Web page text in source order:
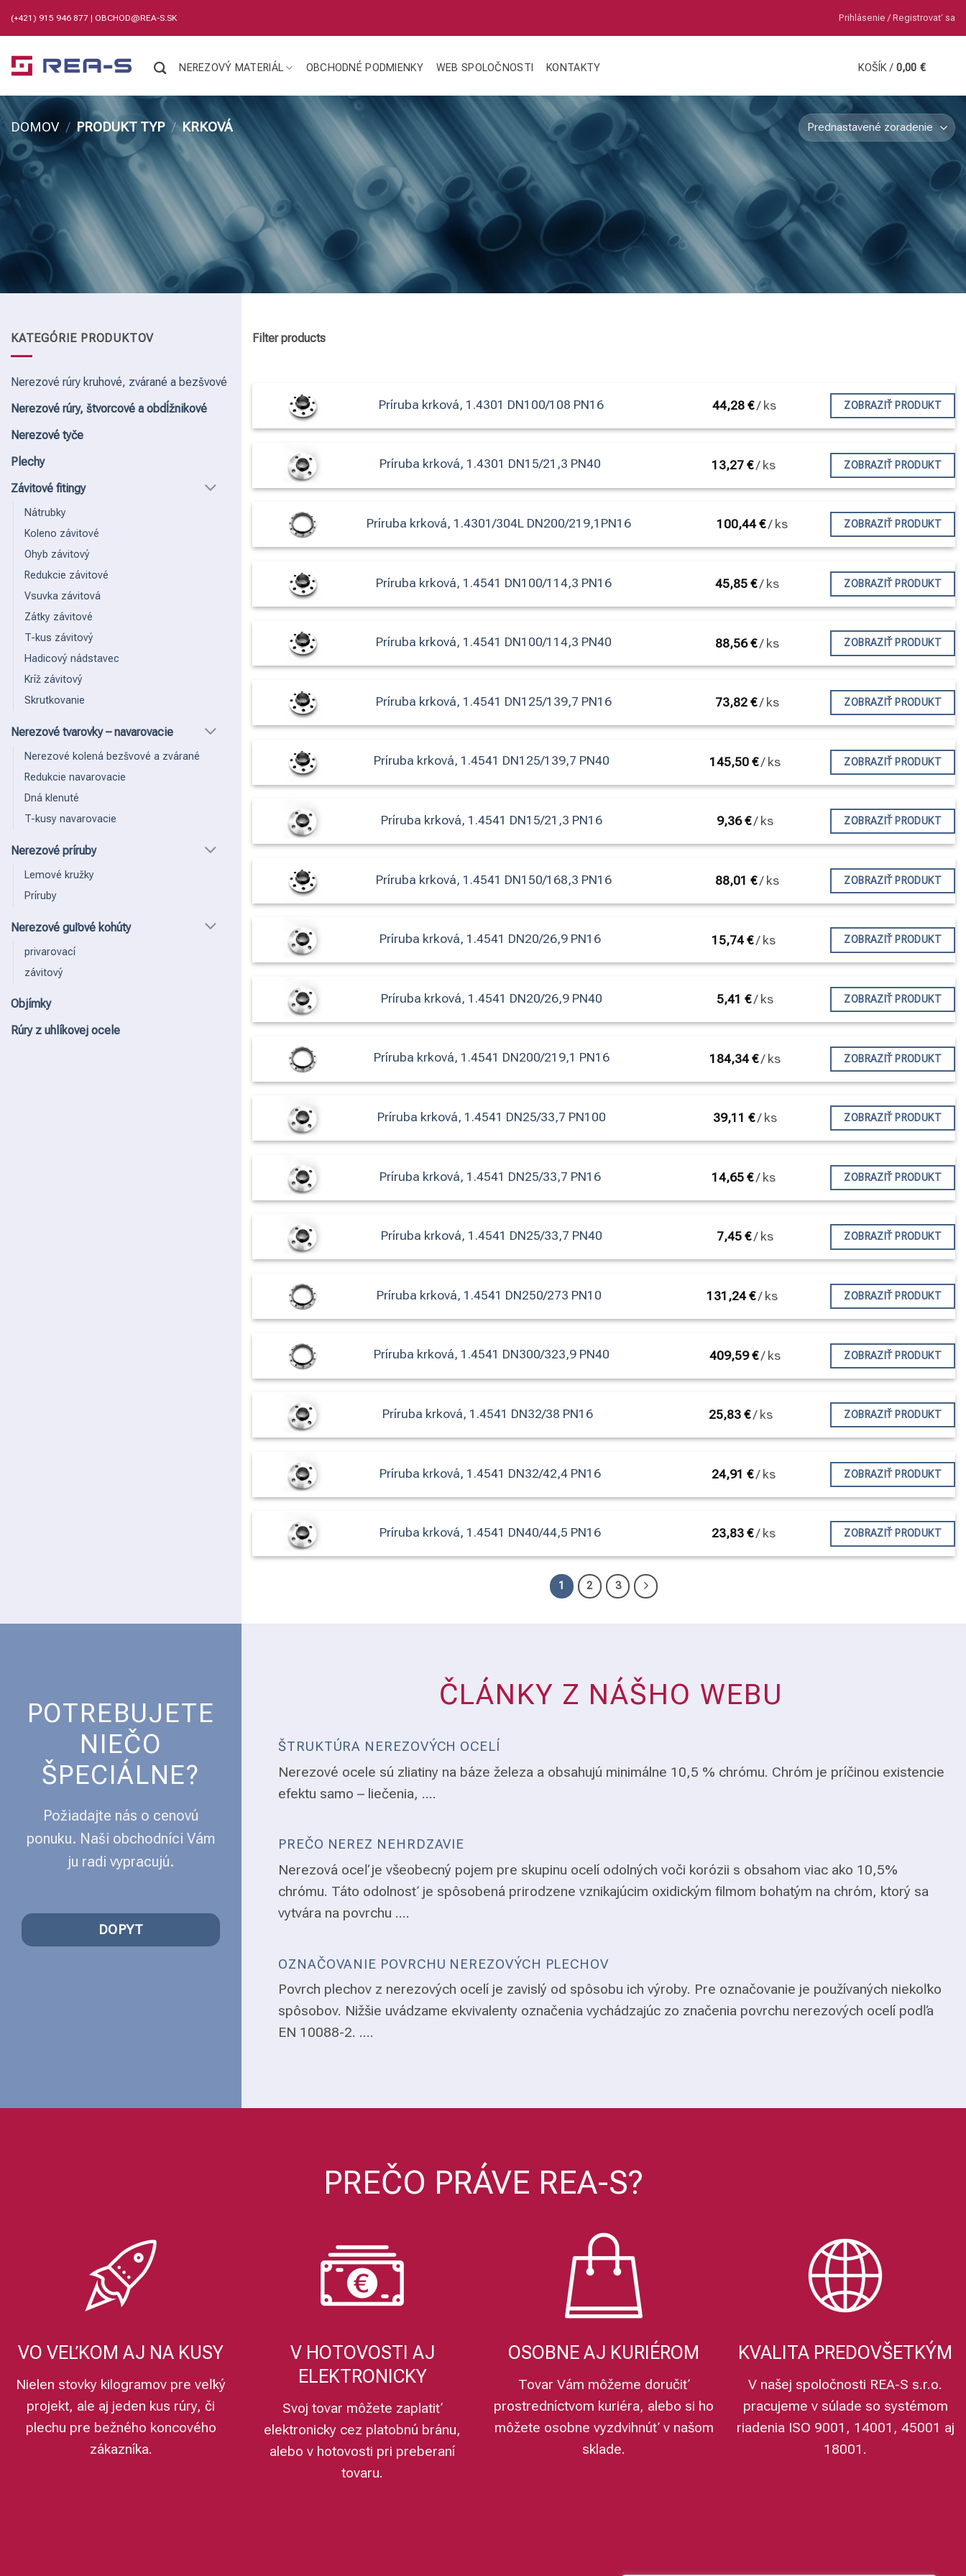
(+421) 915 946 877 | OBCHOD@REA-S.SK Prihlásenie / Registrovať sa
NEREZOVÝ MATERIÁL OBCHODNÉ PODMIENKY WEB SPOLOČNOSTI KONTAKTY KOŠÍK / 0,00€
DOMOV / PRODUKT TYP / KRKOVÁ
KATEGÓRIE PRODUKTOV
Nerezové rúry kruhové, zvárané a bezšvové
Nerezové rúry, štvorcové a obdĺžnikové
Nerezové tyče
Plechy
Závitové fitingy
Nátrubky
Koleno závitové
Ohyb závitový
Redukcie závitové
Vsuvka závitová
Zátky závitové
T-kus závitový
Hadicový nádstavec
Kríž závitový
Skrutkovanie
Nerezové tvarovky – navarovacie
Nerezové kolená bezšvové a zvárané
Redukcie navarovacie
Dná klenuté
T-kusy navarovacie
Nerezové príruby
Lemové kružky
Príruby
Nerezové guľové kohúty
privarovací
závitový
Objímky
Rúry z uhlíkovej ocele
Filter products
Priemer (mm)
323.9
Materiál / Akosť
Všetko
Príruba krková, 1.4301 DN100/108 PN16 44,28 €/ ks ZOBRAZIŤ PRODUKT
Príruba krková, 1.4301 DN15/21,3 PN40 13,27 €/ ks ZOBRAZIŤ PRODUKT
Príruba krková, 1.4301/304L DN200/219,1PN16 100,44€/ ks ZOBRAZIŤ PRODUKT
Príruba krková, 1.4541 DN100/114,3 PN16 45,85 €/ ks ZOBRAZIŤ PRODUKT
Príruba krková, 1.4541 DN100/114,3 PN40 88,56€/ ks ZOBRAZIŤ PRODUKT
Príruba krková, 1.4541 DN125/139,7 PN16 73,82 €/ ks ZOBRAZIŤ PRODUKT
Príruba krková, 1.4541 DN125/139,7 PN40 145,50€/ ks ZOBRAZIŤ PRODUKT
Príruba krková, 1.4541 DN15/21,3 PN16 9,36€/ ks ZOBRAZIŤ PRODUKT
Príruba krková, 1.4541 DN150/168,3 PN16 88,01 €/ ks ZOBRAZIŤ PRODUKT
Príruba krková, 1.4541 DN20/26,9 PN16 15,74 €/ ks ZOBRAZIŤ PRODUKT
Príruba krková, 1.4541 DN20/26,9 PN40 5,41€/ ks ZOBRAZIŤ PRODUKT
Príruba krková, 1.4541 DN200/219,1 PN16 184,34€/ ks ZOBRAZIŤ PRODUKT
Príruba krková, 1.4541 DN25/33,7 PN100 39,11€/ ks ZOBRAZIŤ PRODUKT
Príruba krková, 1.4541 DN25/33,7 PN16 14,65 €/ ks ZOBRAZIŤ PRODUKT
Príruba krková, 1.4541 DN25/33,7 PN40 7,45€/ ks ZOBRAZIŤ PRODUKT
Príruba krková, 1.4541 DN250/273 PN10 131,24€/ ks ZOBRAZIŤ PRODUKT
Príruba krková, 1.4541 DN300/323,9 PN40 409,59€/ ks ZOBRAZIŤ PRODUKT
Príruba krková, 1.4541 DN32/38 PN16 25,83 €/ ks ZOBRAZIŤ PRODUKT
Príruba krková, 1.4541 DN32/42,4 PN16 24,91 €/ ks ZOBRAZIŤ PRODUKT
Príruba krková, 1.4541 DN40/44,5 PN16 23,83 €/ ks ZOBRAZIŤ PRODUKT
1 2 3
POTREBUJETE
NIEČO
ŠPECIÁLNE?
Požiadajte nás o cenovú
ponuku. Naši obchodníci Vám
ju radi vypracujú.
DOPYT
ČLÁNKY Z NÁŠHO WEBU
ŠTRUKTÚRA NEREZOVÝCH OCELÍ
Nerezové ocele sú zliatiny na báze železa a obsahujú minimálne 10,5 % chrómu. Chróm je príčinou existencie
efektu samo – liečenia, ....
PREČO NEREZ NEHRDZAVIE
Nerezová oceľ je všeobecný pojem pre skupinu ocelí odolných voči korózii s obsahom viac ako 10,5%
chrómu. Táto odolnosť je spôsobená prirodzene vznikajúcim oxidickým filmom bohatým na chróm, ktorý sa
vytvára na povrchu ....
OZNAČOVANIE POVRCHU NEREZOVÝCH PLECHOV
Povrch plechov z nerezových ocelí je zavislý od spôsobu ich výroby. Pre označovanie je používaných niekoľko
spôsobov. Nižšie uvádzame ekvivalenty označenia vychádzajúc zo značenia povrchu nerezových ocelí podľa
EN 10088-2. ....
PREČO PRÁVE REA-S?
VO VEĽKOM AJ NA KUSY
Nielen stovky kilogramov pre veľký
projekt, ale aj jeden kus rúry, či
plechu pre bežného koncového
zákazníka.
V HOTOVOSTI AJ
ELEKTRONICKY
Svoj tovar môžete zaplatiť
elektronicky cez platobnú bránu,
alebo v hotovosti pri preberaní
tovaru.
OSOBNE AJ KURIÉROM
Tovar Vám môžeme doručiť
prostredníctvom kuriéra, alebo si ho
môžete osobne vyzdvihnúť v našom
sklade.
KVALITA PREDOVŠETKÝM
V našej spoločnosti REA-S s.r.o.
pracujeme v súlade so systémom
riadenia ISO 9001, 14001, 45001 aj
18001.